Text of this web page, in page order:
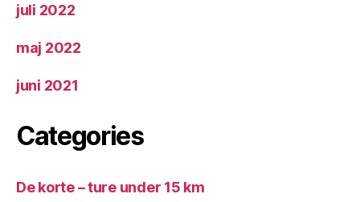
juli 2022
maj 2022
juni 2021
Categories
De korte – ture under 15 km